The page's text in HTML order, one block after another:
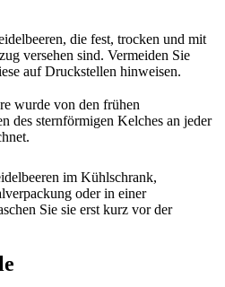
die fest, trocken und mit
versehen sind. Vermeiden Sie
auf Druckstellen hinweisen.
wurde von den frühen
des sternförmigen Kelches an jeder
im Kühlschrank,
oder in einer
Sie sie erst kurz vor der